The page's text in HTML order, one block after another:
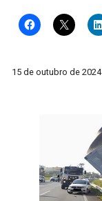
15 de outubro de 2024